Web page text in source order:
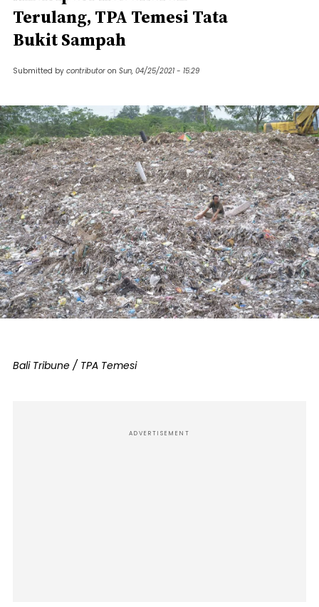
Terulang, TPA Temesi Tata
Bukit Sampah
Submitted by contributor on Sun, 04/25/2021 - 15:29
Bali Tribune / TPA Temesi
ADVERTISEMENT